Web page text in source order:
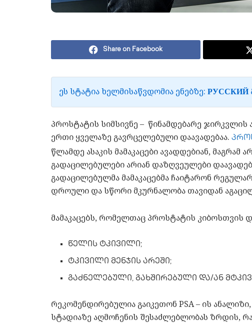
Share on Facebook
ᲔᲡ ᲡᲢᲐᲢᲘᲐ ᲮᲔᲚᲛᲘᲡᲐᲬᲕᲓᲝᲛᲘᲐ ᲔᲜᲔᲑᲖᲔ: РУССКИЙ
პროსტატის სიმსივნე – წინამდებარე ჯირკვლის
ერთი ყველაზე გავრცელებული დაავადებაა.
წლამდე ასაკის მამაკაცები ავადდებიან, მაგრამ
გადაცილებულები არიან დაზღვეულები
გადაცილებულმა მამაკაცებმა ჩაიტარონ
დროული და სწორი მკურნალობა თავიდან
მამაკაცებს, რომელთაც პროსტატის კიბოსთვის
წელის ტკივილი;
ტკივილი მენჯის არეში;
გაძნელებული, გახშირებული და/ან
რეკომენდირებულია გაიკეთონ PSA – ის
სტადიაზე აღმოჩენის შესაძლებლობას ზრდის,